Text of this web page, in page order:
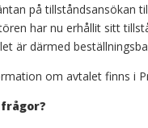
på tillståndsansökan
har nu erhållit sitt
är därmed
om avtalet finns i